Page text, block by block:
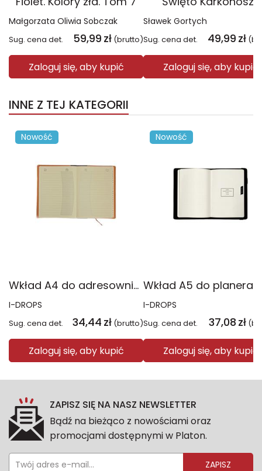
Małgorzata Oliwia Sobczak
Sug. cena det. 59,99 zł (brutto)
Zaloguj się, aby kupić
Sławek Gortych
Sug. cena det. 49,99 zł
Zaloguj się, aby kupić
INNE Z TEJ KATEGORII
Nowość
Wkład A4 do adresownika WKLA-16
I-DROPS
Sug. cena det. 34,44 zł (brutto)
Zaloguj się, aby kupić
Nowość
I-DROPS
Sug. cena det. 37,08 zł
Zaloguj się, aby kupić
ZAPISZ SIĘ NA NASZ NEWSLETTER
Bądź na bieżąco z nowościami oraz
promocjami dostępnymi w Platon.
ZAPISZ